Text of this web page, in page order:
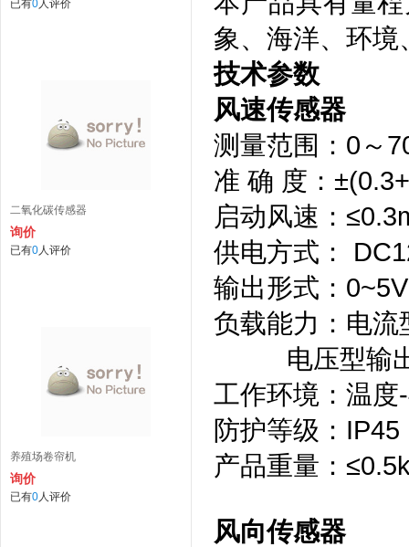
已有0人评价
二氧化碳传感器
询价
已有0人评价
养殖场卷帘机
询价
已有0人评价
象、海洋、环
技术参数
风速传感器
测量范围：0～
准 确 度：
启动风速：
供电方式：
输出形式：0~5V
负载能力：电
电压型输出
工作环境：温
防护等级：IP45
产品重量：
风向传感器